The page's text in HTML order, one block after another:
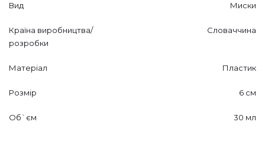
Вид Миски
Країна виробництва/
розробки
Словаччина
Матеріал Пластик
Розмір 6 см
Об`єм 30 мл